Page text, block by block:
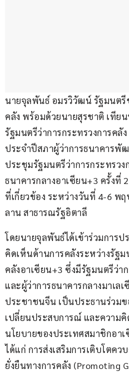
นายจุลพันธ์ อมรวิวัฒน์ รัฐมนตรี
คลัง พร้อมด้วยนายสุรชาติ เทีย
รัฐมนตรีว่าการกระทรวงการคลั
ประจำปีสภาผู้ว่าการธนาคารพั
ประชุมรัฐมนตรีว่าการกระทรวง
ธนาคารกลางอาเซียน+3 ครั้งที่
ที่เกี่ยวข้อง ระหว่างวันที่ 4-6 พ
ลาน สาธารณรัฐอิตาลี
โดยนายจุลพันธ์ได้เข้าร่วมการ
คิดเห็นด้านการคลังระหว่างรัฐม
คลังอาเซียน+3 ซึ่งมีรัฐมนตรีว่า
และผู้ว่าการธนาคารกลางมาเล
ประชาชนจีน เป็นประธานร่วม
เปลี่ยนประสบการณ์ และความ
นโยบายของประเทศสมาชิกอา
ได้แก่ การส่งเสริมการเติบโตคว
ยั่งยืนทางการคลัง (Promoting